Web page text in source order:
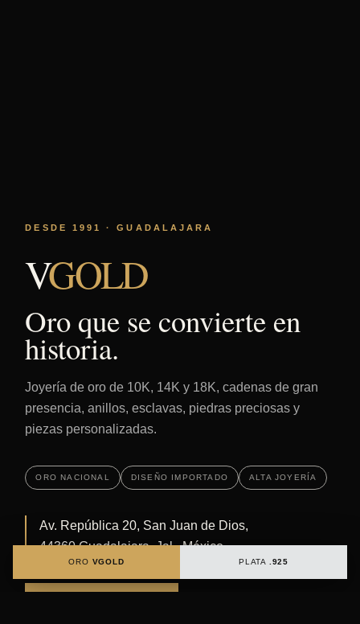
DESDE 1991 · GUADALAJARA
VGOLD
Oro que se convierte en
historia.
Joyería de oro de 10K, 14K y 18K, cadenas de gran
presencia, anillos, esclavas, piedras preciosas y
piezas personalizadas.
ORO NACIONAL DISEÑO IMPORTADO ALTA JOYERÍA
Av. República 20, San Juan de Dios,
44360 Guadalajara, Jal., México
ORO VGOLD PLATA .925